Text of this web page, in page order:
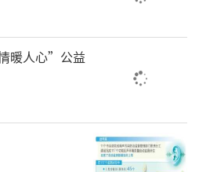
暖人心”公益